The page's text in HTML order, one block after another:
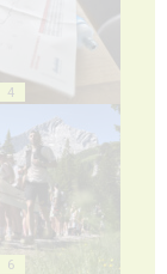
4
6